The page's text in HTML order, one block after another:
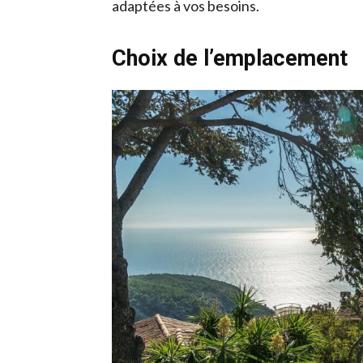
adaptées à vos besoins.
Choix de l’emplacement